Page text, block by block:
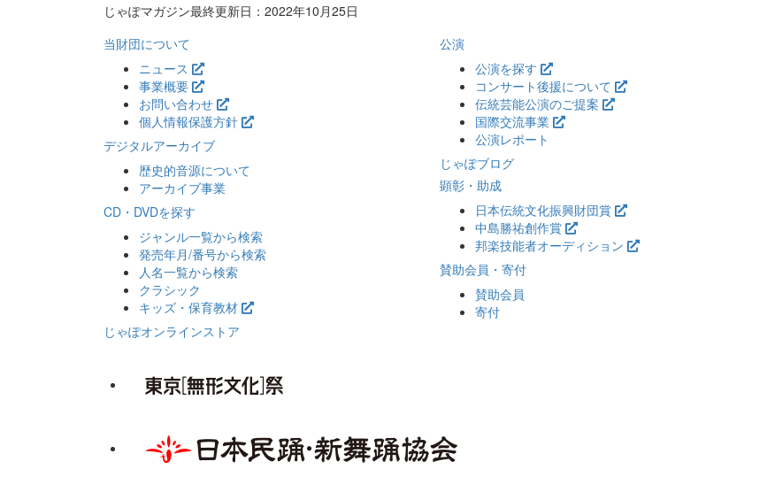
じゃぽマガジン最終更新日：2022年10月25日
当財団について
ニュース
事業概要
お問い合わせ
個人情報保護方針
デジタルアーカイブ
歴史的音源について
アーカイブ事業
CD・DVDを探す
ジャンル一覧から検索
発売年月/番号から検索
人名一覧から検索
クラシック
キッズ・保育教材
じゃぽオンラインストア
公演
公演を探す
コンサート後援について
伝統芸能公演のご提案
国際交流事業
公演レポート
じゃぽブログ
顕彰・助成
日本伝統文化振興財団賞
中島勝祐創作賞
邦楽技能者オーディション
賛助会員・寄付
賛助会員
寄付